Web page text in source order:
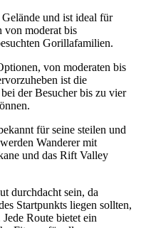
und ist ideal für
von moderat bis
Gorillafamilien.
von moderaten bis
ist die
der Besucher bis zu vier
für seine steilen und
Wanderer mit
und das Rift Valley
durchdacht sein, da
Startpunkts liegen sollten,
Route bietet ein